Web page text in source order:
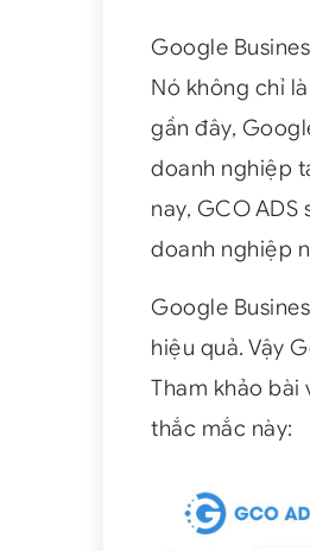
Google
Nó không chỉ
gần đây,
doanh nghiệp
nay, GCO
doanh nghiệp
Google
hiệu quả. Vậy
Tham khảo bài
thắc mắc này: